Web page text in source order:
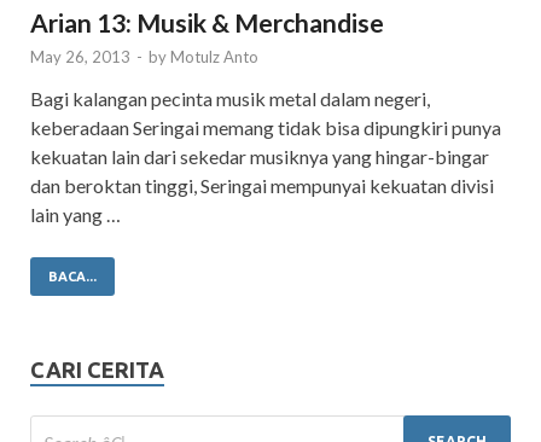
Arian 13: Musik & Merchandise
May 26, 2013 - by Motulz Anto
Bagi kalangan pecinta musik metal dalam negeri,
keberadaan Seringai memang tidak bisa dipungkiri punya
kekuatan lain dari sekedar musiknya yang hingar-bingar
dan beroktan tinggi, Seringai mempunyai kekuatan divisi
lain yang …
BACA...
CARI CERITA